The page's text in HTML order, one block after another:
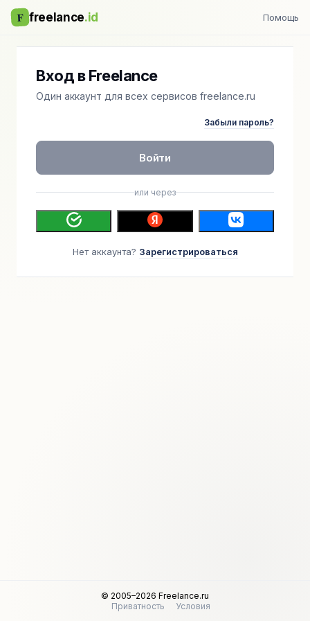
F freelance.id Помощь
Вход в Freelance
Один аккаунт для всех сервисов freelance.ru
Забыли пароль?
Войти
или через
Нет аккаунта? Зарегистрироваться
© 2005–2026 Freelance.ru
Приватность
Условия